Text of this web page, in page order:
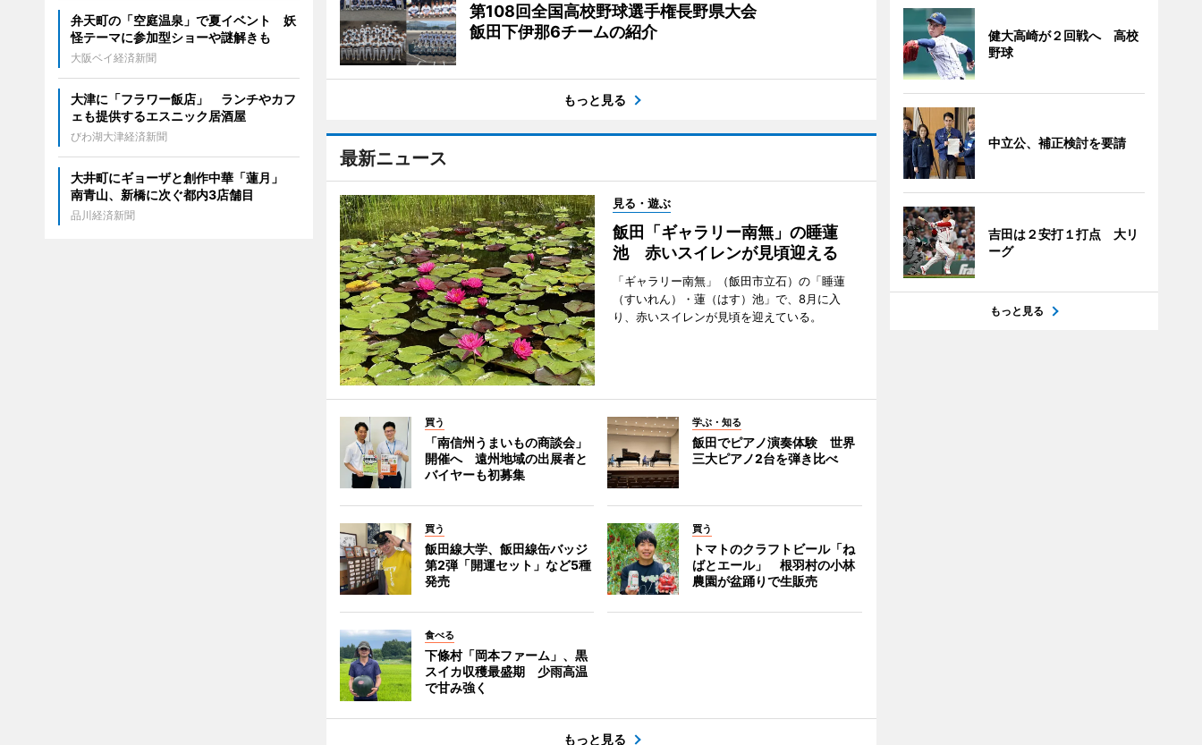
第108回全国高校野球選手権長野県大会
飯田下伊那6チームの紹介
もっと見る
最新ニュース
見る・遊ぶ
飯田「ギャラリー南無」の睡蓮
池 赤いスイレンが見頃迎える
「ギャラリー南無」（飯田市立石）の「睡蓮
（すいれん）・蓮（はす）池」で、8月に入
り、赤いスイレンが見頃を迎えている。
買う
「南信州うまいもの商談会」
開催へ 遠州地域の出展者と
バイヤーも初募集
学ぶ・知る
飯田でピアノ演奏体験 世界
三大ピアノ2台を弾き比べ
買う
飯田線大学、飯田線缶バッジ
第2弾「開運セット」など5種
発売
買う
トマトのクラフトビール「ね
ばとエール」 根羽村の小林
農園が盆踊りで生販売
食べる
下條村「岡本ファーム」、黒
スイカ収穫最盛期 少雨高温
で甘み強く
もっと見る
弁天町の「空庭温泉」で夏イベント 妖
怪テーマに参加型ショーや謎解きも
大阪ベイ経済新聞
大津に「フラワー飯店」 ランチやカフ
ェも提供するエスニック居酒屋
びわ湖大津経済新聞
大井町にギョーザと創作中華「蓮月」
南青山、新橋に次ぐ都内3店舗目
品川経済新聞
健大高崎が２回戦へ 高校
野球
中立公、補正検討を要請
吉田は２安打１打点 大リ
ーグ
もっと見る